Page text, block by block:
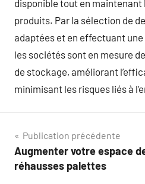
disponible tout en maintenant
produits. Par la sélection de
adaptées et en effectuant
les sociétés sont en mesure
de stockage, améliorant
minimisant les risques liés à
Navigation
de
Publication précédente
Augmenter votre espace
réhausses palettes